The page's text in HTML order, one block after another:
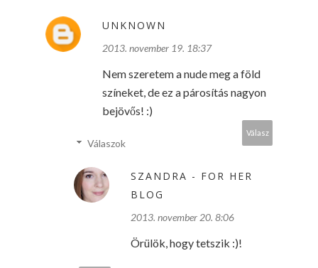
UNKNOWN
2013. november 19. 18:37
Nem szeretem a nude meg a föld
színeket, de ez a párosítás nagyon
bejövős! :)
Válasz
Válaszok
SZANDRA - FOR HER
BLOG
2013. november 20. 8:06
Örülök, hogy tetszik :)!